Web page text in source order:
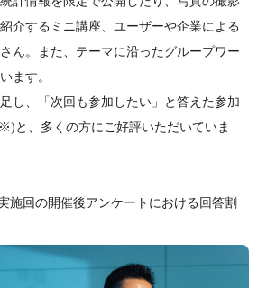
介するミニ講座、ユーザーや企業による
ん。また、テーマに沿ったグループワー
ます。
し、「次回も参加したい」と答えた参加
と、多くの方にご好評いただいていま
施回の開催後アンケートにおける回答割